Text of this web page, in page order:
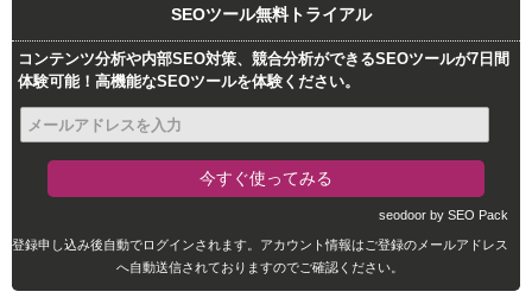
SEOツール無料トライアル
コンテンツ分析や内部SEO対策、競合分析ができるSEOツールが7日間
体験可能！高機能なSEOツールを体験ください。
seodoor by SEO Pack
登録申し込み後自動でログインされます。アカウント情報はご登録のメールアドレス
へ自動送信されておりますのでご確認ください。